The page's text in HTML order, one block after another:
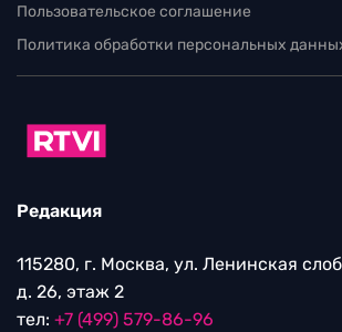
Пользовательское соглашение
Политика обработки персональных
Редакция
115280, г. Москва, ул. Ленинская
д. 26, этаж 2
тел: +7 (499) 579-86-96